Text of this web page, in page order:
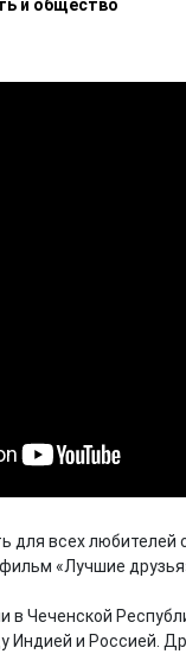
и общество
для всех любителей
«Лучшие
Чеченской
Индией и Россией.